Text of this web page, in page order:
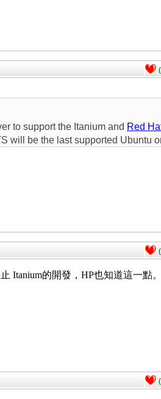
to support the Itanium and Red
will be the last supported Ubuntu
Itanium的開發，HP也知道這一點。